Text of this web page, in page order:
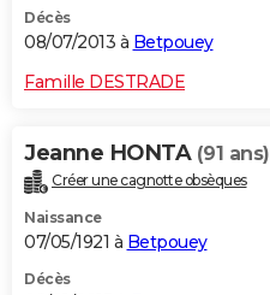
Décès
08/07/2013 à Betpouey
Famille DESTRADE
Jeanne HONTA (91 ans)
Créer une cagnotte obsèques
Naissance
07/05/1921 à Betpouey
Décès